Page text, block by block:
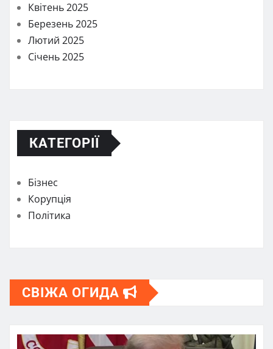
Квітень 2025
Березень 2025
Лютий 2025
Січень 2025
КАТЕГОРІЇ
Бізнес
Корупція
Політика
СВІЖА ОГИДА